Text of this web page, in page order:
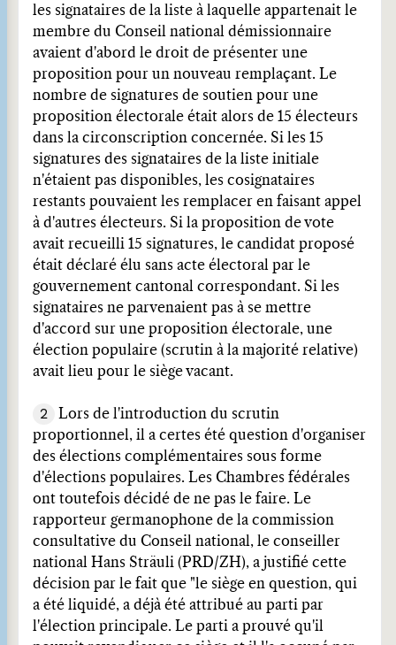
les signataires de la liste à laquelle appartenait le
membre du Conseil national démissionnaire
avaient d'abord le droit de présenter une
proposition pour un nouveau remplaçant. Le
nombre de signatures de soutien pour une
proposition électorale était alors de 15 électeurs
dans la circonscription concernée. Si les 15
signatures des signataires de la liste initiale
n'étaient pas disponibles, les cosignataires
restants pouvaient les remplacer en faisant appel
à d'autres électeurs. Si la proposition de vote
avait recueilli 15 signatures, le candidat proposé
était déclaré élu sans acte électoral par le
gouvernement cantonal correspondant. Si les
signataires ne parvenaient pas à se mettre
d'accord sur une proposition électorale, une
élection populaire (scrutin à la majorité relative)
avait lieu pour le siège vacant.
2
Lors de l'introduction du scrutin
proportionnel, il a certes été question d'organiser
des élections complémentaires sous forme
d'élections populaires. Les Chambres fédérales
ont toutefois décidé de ne pas le faire. Le
rapporteur germanophone de la commission
consultative du Conseil national, le conseiller
national Hans Sträuli (PRD/ZH), a justifié cette
décision par le fait que "le siège en question, qui
a été liquidé, a déjà été attribué au parti par
l'élection principale. Le parti a prouvé qu'il